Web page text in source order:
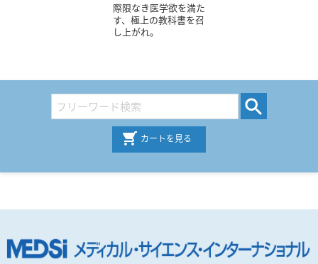
際限なき医学欲を満た
す、極上の教科書を召
し上がれ。
カートを見る